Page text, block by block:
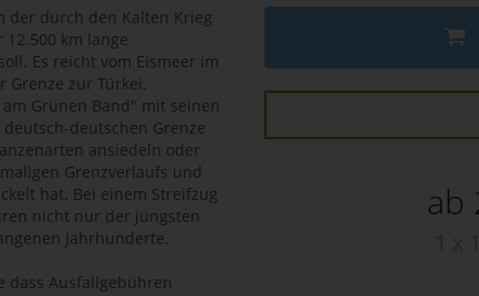
ab
1 x
der durch den Kalten Krieg
km lange
Es reicht vom Eismeer im
Grenze zur Türkei.
Grünen Band" mit seinen
deutschen Grenze
ansiedeln oder
Grenzverlaufs und
hat. Bei einem Streifzug
nicht nur der jüngsten
Jahrhunderte.
dass Ausfallgebühren